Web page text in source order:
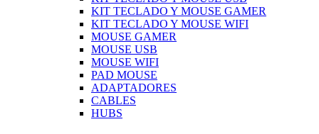
KIT TECLADO Y MOUSE GAMER
KIT TECLADO Y MOUSE WIFI
MOUSE GAMER
MOUSE USB
MOUSE WIFI
PAD MOUSE
ADAPTADORES
CABLES
HUBS